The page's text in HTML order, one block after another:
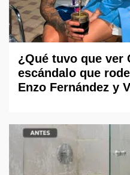
¿Qué tuvo que ver
escándalo que
Enzo Fernández y